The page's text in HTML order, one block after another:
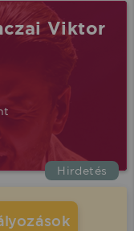
Hirdetés
Viktor